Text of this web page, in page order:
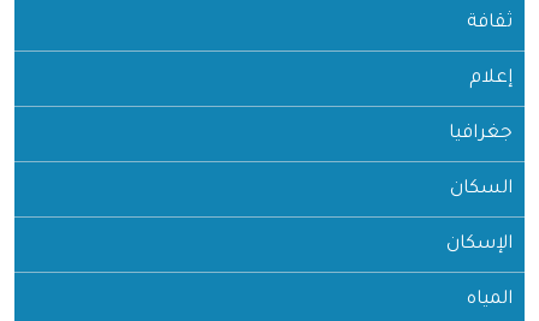
ثقافة
إعلام
جغرافيا
السكان
الإسكان
المياه